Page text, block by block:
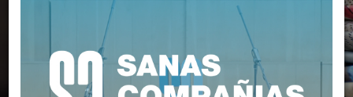
IDIS EN LOSMEDIOS